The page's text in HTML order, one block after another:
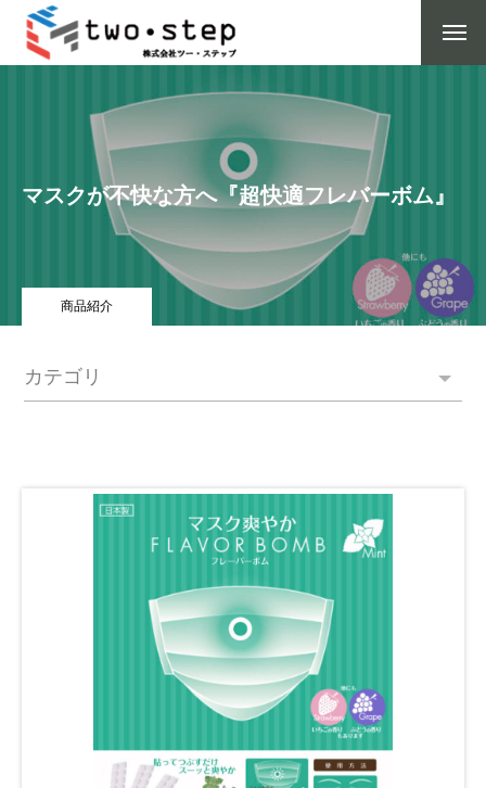
マスクが不快な方へ『超快適フレバーボム』
商品紹介
カテゴリ